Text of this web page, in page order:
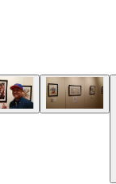
使われたロビンマ
れた会場。貴重
レーター２１人
たロビンマスクと
囲むのは、ゆで
ラストレーター
『週刊漫画ゴラ
中の桐木（きり
ツーショット
巻から最新５０
示。画を食い入
いお客さんも見